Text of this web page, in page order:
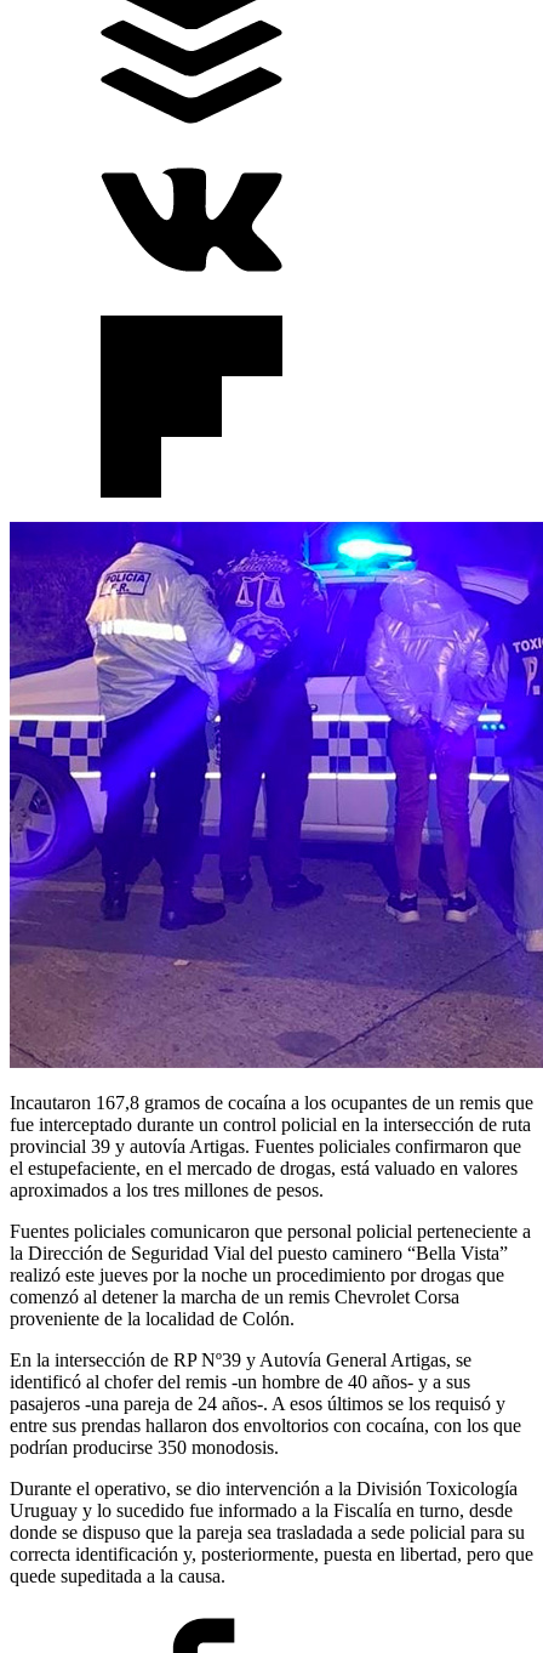
Incautaron 167,8 gramos de cocaína a los ocupantes de un remis que
fue interceptado durante un control policial en la intersección de ruta
provincial 39 y autovía Artigas. Fuentes policiales confirmaron que
el estupefaciente, en el mercado de drogas, está valuado en valores
aproximados a los tres millones de pesos.
Fuentes policiales comunicaron que personal policial perteneciente a
la Dirección de Seguridad Vial del puesto caminero “Bella Vista”
realizó este jueves por la noche un procedimiento por drogas que
comenzó al detener la marcha de un remis Chevrolet Corsa
proveniente de la localidad de Colón.
En la intersección de RP Nº39 y Autovía General Artigas, se
identificó al chofer del remis -un hombre de 40 años- y a sus
pasajeros -una pareja de 24 años-. A esos últimos se los requisó y
entre sus prendas hallaron dos envoltorios con cocaína, con los que
podrían producirse 350 monodosis.
Durante el operativo, se dio intervención a la División Toxicología
Uruguay y lo sucedido fue informado a la Fiscalía en turno, desde
donde se dispuso que la pareja sea trasladada a sede policial para su
correcta identificación y, posteriormente, puesta en libertad, pero que
quede supeditada a la causa.